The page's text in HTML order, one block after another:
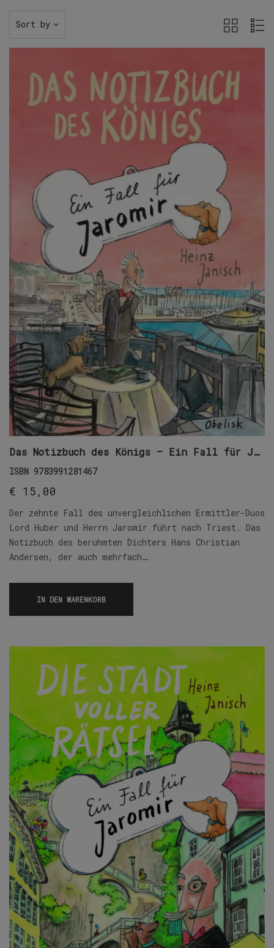
Sort by
Das Notizbuch des Königs – Ein Fall für Jaromir
ISBN 9783991281467
€ 15,00
Der zehnte Fall des unvergleichlichen Ermittler-Duos
Lord Huber und Herrn Jaromir führt nach Triest. Das
Notizbuch des berühmten Dichters Hans Christian
Andersen, der auch mehrfach…
IN DEN WARENKORB